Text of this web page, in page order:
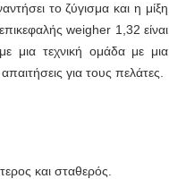
το ζύγισμα και η μίξη
weigher 1,32 είναι
μια τεχνική ομάδα με μια
για τους πελάτες.
και σταθερός.